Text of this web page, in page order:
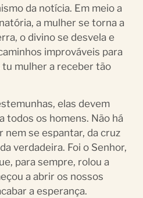
da notícia. Em meio a
a mulher se torna a
o divino se desvela e
improváveis para
mulher a receber tão
elas devem
todos os homens. Não há
nem se espantar, da cruz
verdadeira. Foi o Senhor,
para sempre, rolou a
a abrir os nossos
a esperança.